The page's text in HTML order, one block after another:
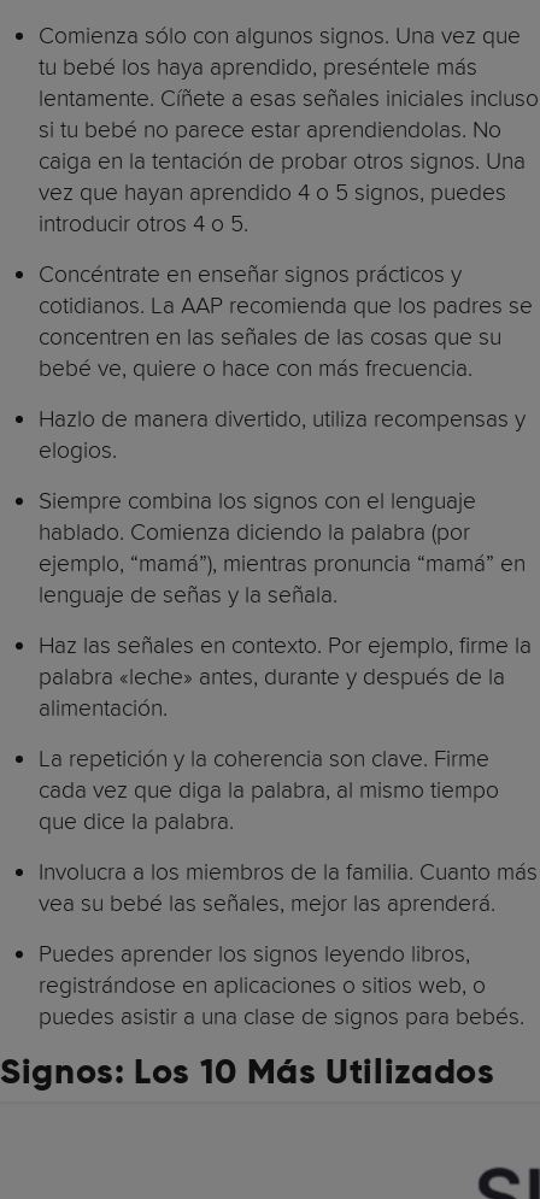
Comienza sólo con algunos signos. Una vez que
tu bebé los haya aprendido, preséntele más
lentamente. Cíñete a esas señales iniciales incluso
si tu bebé no parece estar aprendiendolas. No
caiga en la tentación de probar otros signos. Una
vez que hayan aprendido 4 o 5 signos, puedes
introducir otros 4 o 5.
Concéntrate en enseñar signos prácticos y
cotidianos. La AAP recomienda que los padres se
concentren en las señales de las cosas que su
bebé ve, quiere o hace con más frecuencia.
Hazlo de manera divertido, utiliza recompensas y
elogios.
Siempre combina los signos con el lenguaje
hablado. Comienza diciendo la palabra (por
ejemplo, “mamá”), mientras pronuncia “mamá” en
lenguaje de señas y la señala.
Haz las señales en contexto. Por ejemplo, firme la
palabra «leche» antes, durante y después de la
alimentación.
La repetición y la coherencia son clave. Firme
cada vez que diga la palabra, al mismo tiempo
que dice la palabra.
Involucra a los miembros de la familia. Cuanto más
vea su bebé las señales, mejor las aprenderá.
Puedes aprender los signos leyendo libros,
registrándose en aplicaciones o sitios web, o
puedes asistir a una clase de signos para bebés.
Signos: Los 10 Más Utilizados